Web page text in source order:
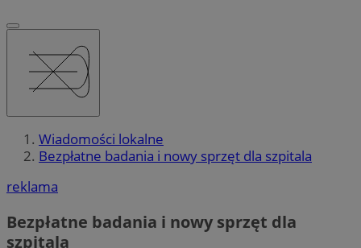
Wiadomości lokalne
Bezpłatne badania i nowy sprzęt dla szpitala
reklama
Bezpłatne badania i nowy sprzęt dla
szpitala